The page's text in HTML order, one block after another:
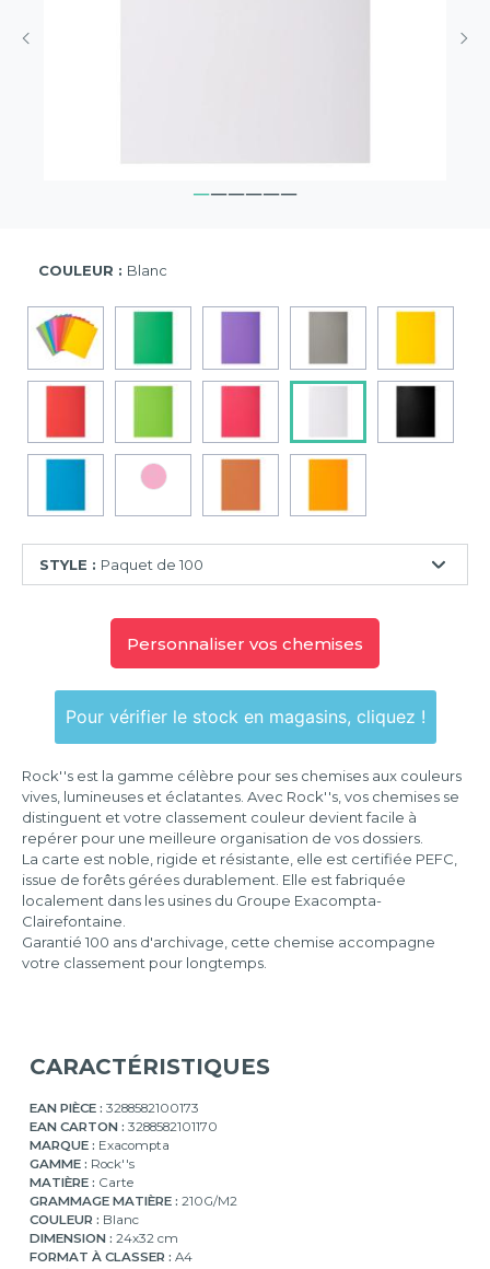
COULEUR : Blanc
STYLE : Paquet de 100
Paquet
Paquet
de
100
Personnaliser vos chemises
Pour vérifier le stock en magasins, cliquez !
Rock''s est la gamme célèbre pour ses chemises aux couleurs
vives, lumineuses et éclatantes. Avec Rock''s, vos chemises se
distinguent et votre classement couleur devient facile à
repérer pour une meilleure organisation de vos dossiers.
La carte est noble, rigide et résistante, elle est certifiée PEFC,
issue de forêts gérées durablement. Elle est fabriquée
localement dans les usines du Groupe Exacompta-
Clairefontaine.
Garantié 100 ans d'archivage, cette chemise accompagne
votre classement pour longtemps.
CARACTÉRISTIQUES
EAN PIÈCE : 3288582100173
EAN CARTON : 3288582101170
MARQUE : Exacompta
GAMME : Rock''s
MATIÈRE : Carte
GRAMMAGE MATIÈRE : 210G/M2
COULEUR : Blanc
DIMENSION : 24x32 cm
FORMAT À CLASSER : A4